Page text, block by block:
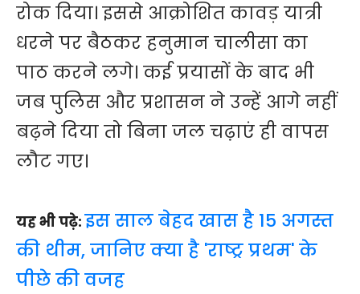
रोक दिया। इससे आक्रोशित कावड़ यात्री
धरने पर बैठकर हनुमान चालीसा का
पाठ करने लगे। कई प्रयासों के बाद भी
जब पुलिस और प्रशासन ने उन्हें आगे नहीं
बढ़ने दिया तो बिना जल चढ़ाएं ही वापस
लौट गए।
यह भी पढ़े:इस साल बेहद खास है 15 अगस्त
की थीम, जानिए क्या है 'राष्ट्र प्रथम' के
पीछे की वजह